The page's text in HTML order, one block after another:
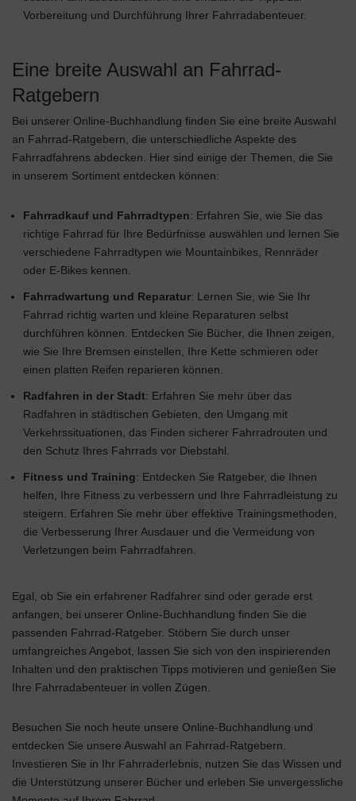
Vorbereitung und Durchführung Ihrer Fahrradabenteuer.
Eine breite Auswahl an Fahrrad-
Ratgebern
Bei unserer Online-Buchhandlung finden Sie eine breite Auswahl
an Fahrrad-Ratgebern, die unterschiedliche Aspekte des
Fahrradfahrens abdecken. Hier sind einige der Themen, die Sie
in unserem Sortiment entdecken können:
Fahrradkauf und Fahrradtypen: Erfahren Sie, wie Sie das
richtige Fahrrad für Ihre Bedürfnisse auswählen und lernen Sie
verschiedene Fahrradtypen wie Mountainbikes, Rennräder
oder E-Bikes kennen.
Fahrradwartung und Reparatur: Lernen Sie, wie Sie Ihr
Fahrrad richtig warten und kleine Reparaturen selbst
durchführen können. Entdecken Sie Bücher, die Ihnen zeigen,
wie Sie Ihre Bremsen einstellen, Ihre Kette schmieren oder
einen platten Reifen reparieren können.
Radfahren in der Stadt: Erfahren Sie mehr über das
Radfahren in städtischen Gebieten, den Umgang mit
Verkehrssituationen, das Finden sicherer Fahrradrouten und
den Schutz Ihres Fahrrads vor Diebstahl.
Fitness und Training: Entdecken Sie Ratgeber, die Ihnen
helfen, Ihre Fitness zu verbessern und Ihre Fahrradleistung zu
steigern. Erfahren Sie mehr über effektive Trainingsmethoden,
die Verbesserung Ihrer Ausdauer und die Vermeidung von
Verletzungen beim Fahrradfahren.
Egal, ob Sie ein erfahrener Radfahrer sind oder gerade erst
anfangen, bei unserer Online-Buchhandlung finden Sie die
passenden Fahrrad-Ratgeber. Stöbern Sie durch unser
umfangreiches Angebot, lassen Sie sich von den inspirierenden
Inhalten und den praktischen Tipps motivieren und genießen Sie
Ihre Fahrradabenteuer in vollen Zügen.
Besuchen Sie noch heute unsere Online-Buchhandlung und
entdecken Sie unsere Auswahl an Fahrrad-Ratgebern.
Investieren Sie in Ihr Fahrraderlebnis, nutzen Sie das Wissen und
die Unterstützung unserer Bücher und erleben Sie unvergessliche